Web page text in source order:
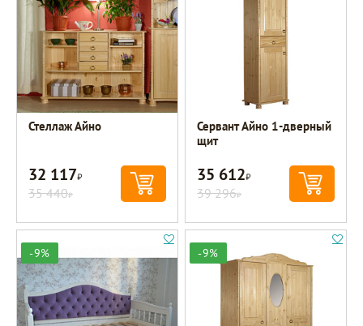
Стеллаж Айно
32 117Р
35 440Р
Сервант Айно 1-дверный
щит
35 612Р
39 296Р
-9% -9%